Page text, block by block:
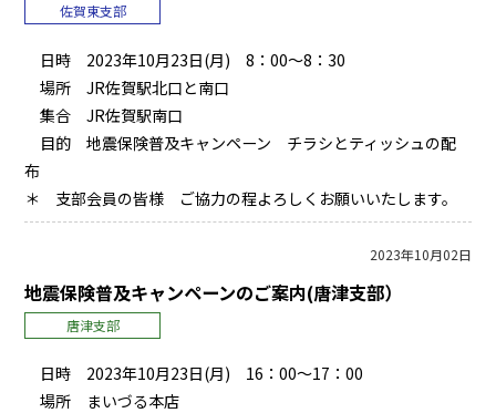
佐賀東支部
日時 2023年10月23日(月) 8：00～8：30
場所 JR佐賀駅北口と南口
集合 JR佐賀駅南口
目的 地震保険普及キャンペーン チラシとティッシュの配
布
＊ 支部会員の皆様 ご協力の程よろしくお願いいたします。
2023年10月02日
地震保険普及キャンペーンのご案内(唐津支部）
唐津支部
日時 2023年10月23日(月) 16：00～17：00
場所 まいづる本店